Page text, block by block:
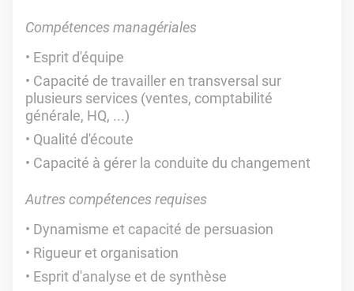
Compétences managériales
Esprit d'équipe
Capacité de travailler en transversal sur
plusieurs services (ventes, comptabilité
générale, HQ, ...)
Qualité d'écoute
Capacité à gérer la conduite du changement
Autres compétences requises
Dynamisme et capacité de persuasion
Rigueur et organisation
Esprit d'analyse et de synthèse